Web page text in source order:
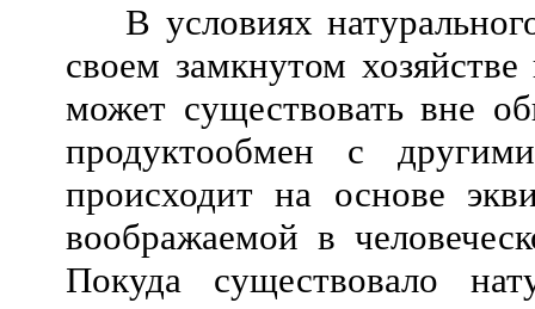
В условиях
своем замкнутом
может существовать вне
продуктообмен с
происходит на основе
воображаемой в
Покуда существовало